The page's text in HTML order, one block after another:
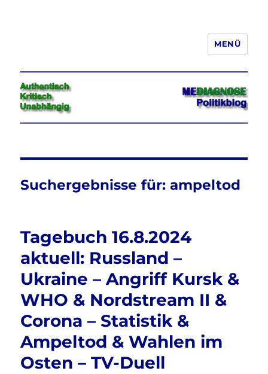
Jeder hat das Recht, seine
Meinung in Wort, Schrift und Bild
frei zu äußern und zu verbreiten
MENÜ
Suchergebnisse für:ampeltod
Tagebuch 16.8.2024
aktuell: Russland –
Ukraine – Angriff Kursk &
WHO & Nordstream II &
Corona – Statistik &
Ampeltod & Wahlen im
Osten – TV-Duell